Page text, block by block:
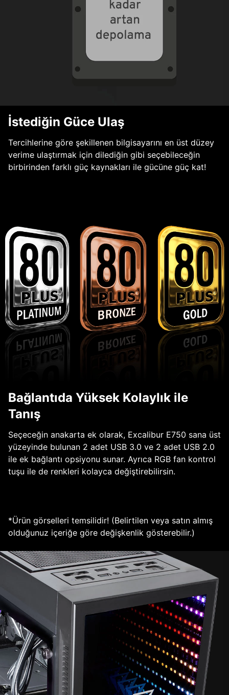
İstediğin Güce Ulaş
Tercihlerine göre şekillenen bilgisayarını en üst düzey
verime ulaştırmak için dilediğin gibi seçebileceğin
birbirinden farklı güç kaynakları ile gücüne güç kat!
Bağlantıda Yüksek Kolaylık ile
Tanış
Seçeceğin anakarta ek olarak, Excalibur E750 sana üst
yüzeyinde bulunan 2 adet USB 3.0 ve 2 adet USB 2.0
ile ek bağlantı opsiyonu sunar. Ayrıca RGB fan kontrol
tuşu ile de renkleri kolayca değiştirebilirsin.
*Ürün görselleri temsilidir! (Belirtilen veya satın almış
olduğunuz içeriğe göre değişkenlik gösterebilir.)